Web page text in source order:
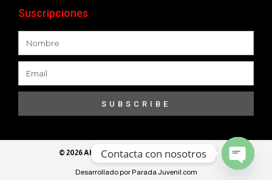
Suscripciones
SUBSCRIBE
© 2026 All Rights Reserved​ - Ece Programa
Desarrollado por Parada Juvenil.com
Contacta con nosotros